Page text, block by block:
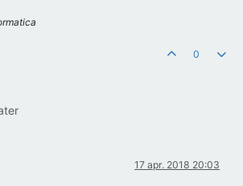
0
17 apr. 2018 20:03